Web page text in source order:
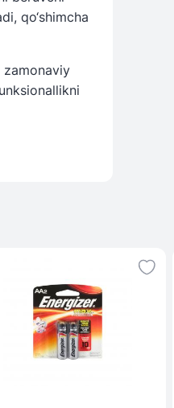
qo‘shimcha
zamonaviy